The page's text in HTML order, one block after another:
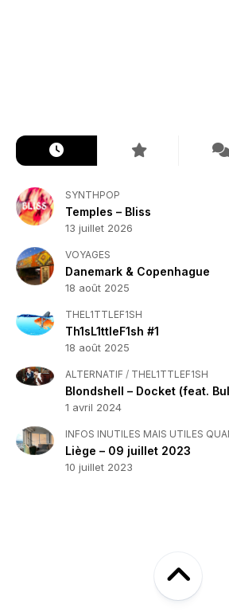
SYNTHPOP
Temples – Bliss
13 juillet 2026
VOYAGES
Danemark & Copenhague
18 août 2025
THEL1TTLEF1SH
Th1sL1ttleF1sh #1
18 août 2025
ALTERNATIF / THEL1TTLEF1SH
Blondshell – Docket (feat.
1 avril 2024
INFOS INUTILES MAIS UTILES
Liège – 09 juillet 2023
10 juillet 2023